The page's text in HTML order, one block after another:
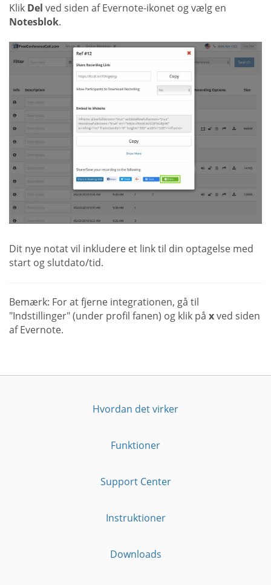
Klik Del ved siden af Evernote-ikonet og vælg en
Notesblok.
Dit nye notat vil inkludere et link til din optagelse med
start og slutdato/tid.
Bemærk: For at fjerne integrationen, gå til
"Indstillinger" (under profil fanen) og klik på xved siden
af Evernote.
Hvordan det virker
Funktioner
Support Center
Instruktioner
Downloads